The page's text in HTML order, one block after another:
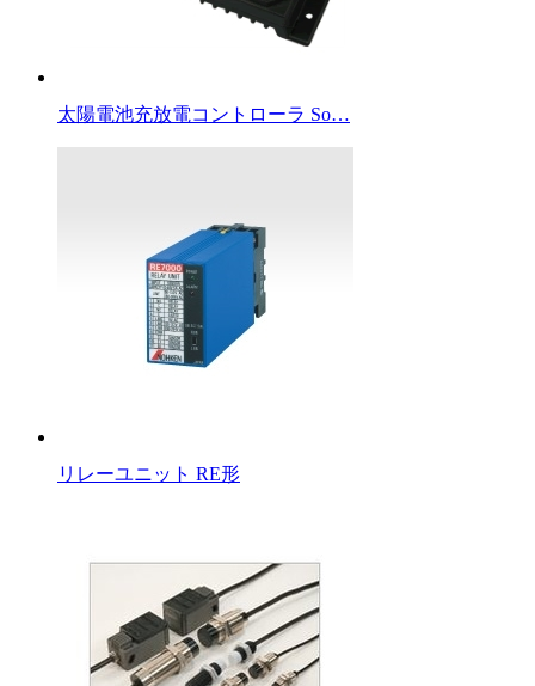
太陽電池充放電コントローラ So…
リレーユニット RE形